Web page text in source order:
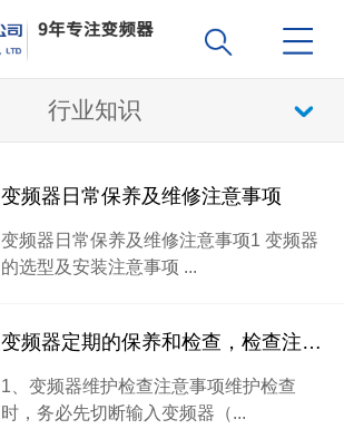
行业知识
变频器日常保养及维修注意事项
变频器日常保养及维修注意事项1 变频器
的选型及安装注意事项 ...
变频器定期的保养和检查，检查注意事项及检查项目
1、变频器维护检查注意事项维护检查
时，务必先切断输入变频器（...